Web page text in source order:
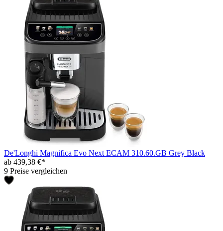
De'Longhi Magnifica Evo Next ECAM 310.60.GB Grey Black
ab 439,38 €*
9 Preise vergleichen